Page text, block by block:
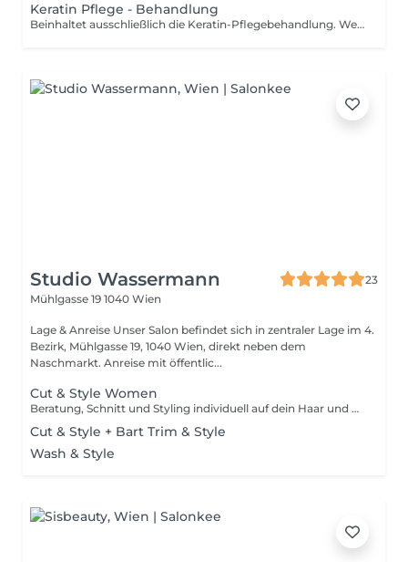
Keratin Pflege - Behandlung
Beinhaltet ausschließlich die Keratin-Pflegebehandlung. Weitere Dienstleistungen sind separat zubuchbar. Bitte beachten Sie die Leistungsbeschreibung (kurz - bis Hüfte). Bitte wählen Sie die Leistung nach der Haarlänge.
Studio Wassermann
23
Mühlgasse 19 1040 Wien
Lage & Anreise Unser Salon befindet sich in zentraler Lage im 4.
Bezirk, Mühlgasse 19, 1040 Wien, direkt neben dem
Naschmarkt. Anreise mit öffentlic...
Cut & Style Women
Beratung, Schnitt und Styling individuell auf dein Haar und deine Wünsche abgestimmt. Die Kategorien S, M und L richten sich nach dem tatsächlichen Zeitaufwand, nicht nur nach deiner Haarlänge. Im Zweifelsfall wähle bitte M.
Cut & Style + Bart Trim & Style
Wash & Style